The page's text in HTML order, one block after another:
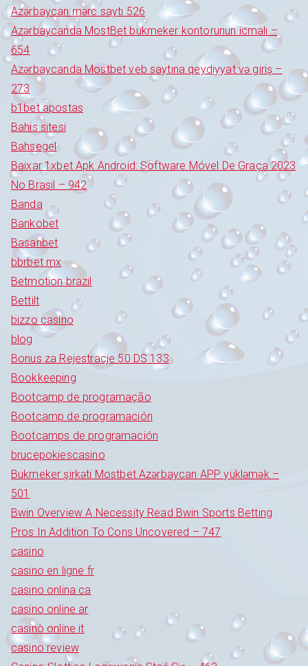
Azərbaycan mərc saytı 526
Azərbaycanda MostBet bukmeker kontorunun icmalı –
654
Azərbaycanda Mostbet veb saytına qeydiyyat və giriş –
273
b1bet apostas
Bahis sitesi
Bahsegel
Baixar 1xbet Apk Android: Software Móvel De Graça 2023
No Brasil – 942
Banda
Bankobet
Basaribet
bbrbet mx
Betmotion brazil
Bettilt
bizzo casino
blog
Bonus za Rejestracje 50 DS 133
Bookkeeping
Bootcamp de programação
Bootcamp de programación
Bootcamps de programación
brucepokiescasino
Bukmeker şirkəti Mostbet Azərbaycan APP yükləmək –
501
Bwin Overview A Necessity Read Bwin Sports Betting
Pros In Addition To Cons Uncovered – 747
casino
casino en ligne fr
casino onlina ca
casino online ar
casinò online it
casino review